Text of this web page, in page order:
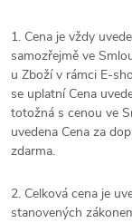
1. Cena je vždy
samozřejmě ve
u Zboží v rámci E-
se uplatní Cena
totožná s cenou ve
uvedena Cena za
zdarma.
2. Celková cena je
stanovených